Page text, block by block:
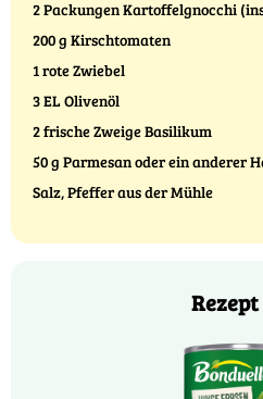
2 Packungen Kartoffelgnocchi
200 g Kirschtomaten
1 rote Zwiebel
3 EL Olivenöl
2 frische Zweige Basilikum
50 g Parmesan oder ein anderer
Salz, Pfeffer aus der Mühle